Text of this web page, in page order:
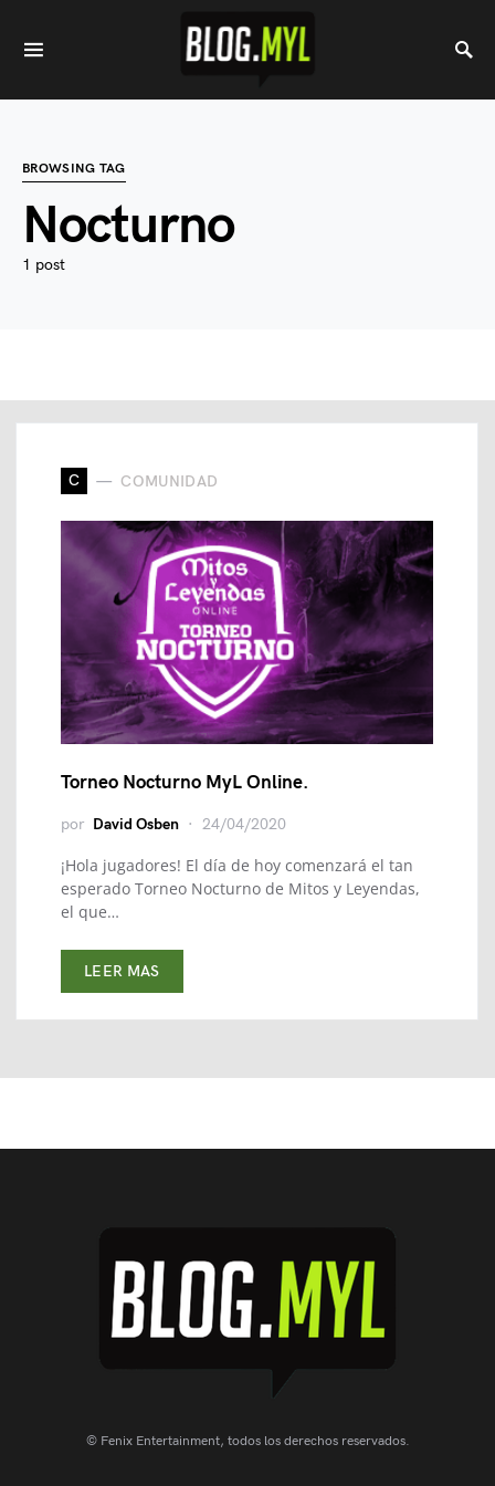
BROWSING TAG
Nocturno
1 post
C COMUNIDAD
Torneo Nocturno MyL Online.
por David Osben 24/04/2020
¡Hola jugadores! El día de hoy comenzará el tan
esperado Torneo Nocturno de Mitos y Leyendas,
el que…
LEER MAS
© Fenix Entertainment, todos los derechos reservados.